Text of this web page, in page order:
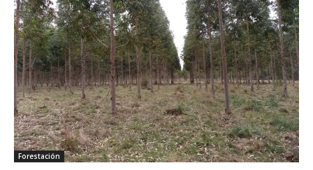
Forestación